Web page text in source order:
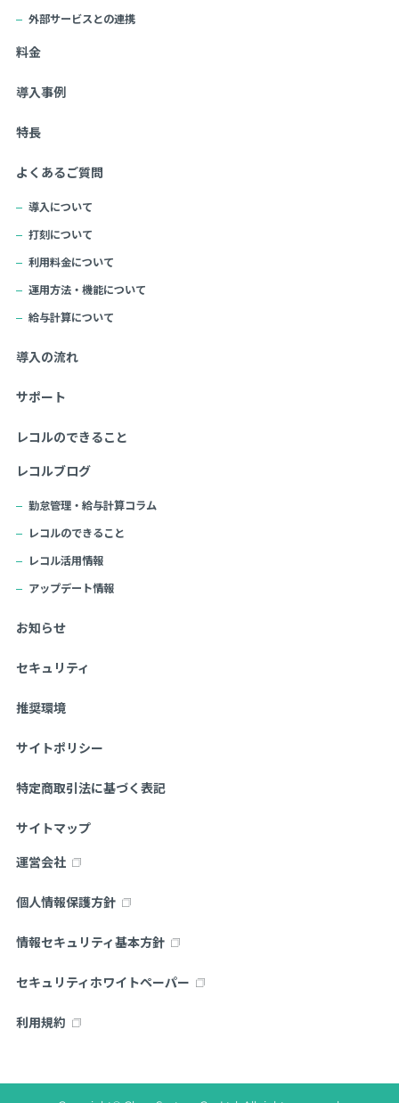
外部サービスとの連携
料金
導入事例
特長
よくあるご質問
導入について
打刻について
利用料金について
運用方法・機能について
給与計算について
導入の流れ
サポート
レコルのできること
レコルブログ
勤怠管理・給与計算コラム
レコルのできること
レコル活用情報
アップデート情報
お知らせ
セキュリティ
推奨環境
サイトポリシー
特定商取引法に基づく表記
サイトマップ
運営会社
個人情報保護方針
情報セキュリティ基本方針
セキュリティホワイトペーパー
利用規約